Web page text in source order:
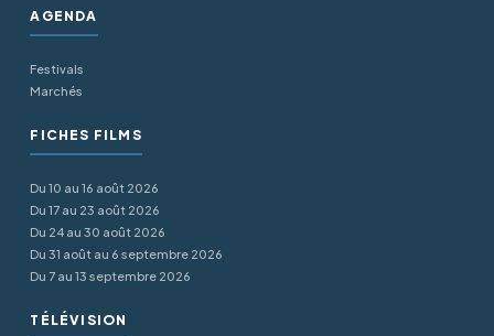
AGENDA
Festivals
Marchés
FICHES FILMS
Du 10 au 16 août 2026
Du 17 au 23 août 2026
Du 24 au 30 août 2026
Du 31 août au 6 septembre 2026
Du 7 au 13 septembre 2026
TÉLÉVISION